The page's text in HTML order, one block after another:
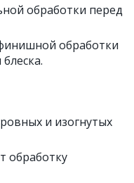
обработки перед
обработки
и изогнутых
обработку